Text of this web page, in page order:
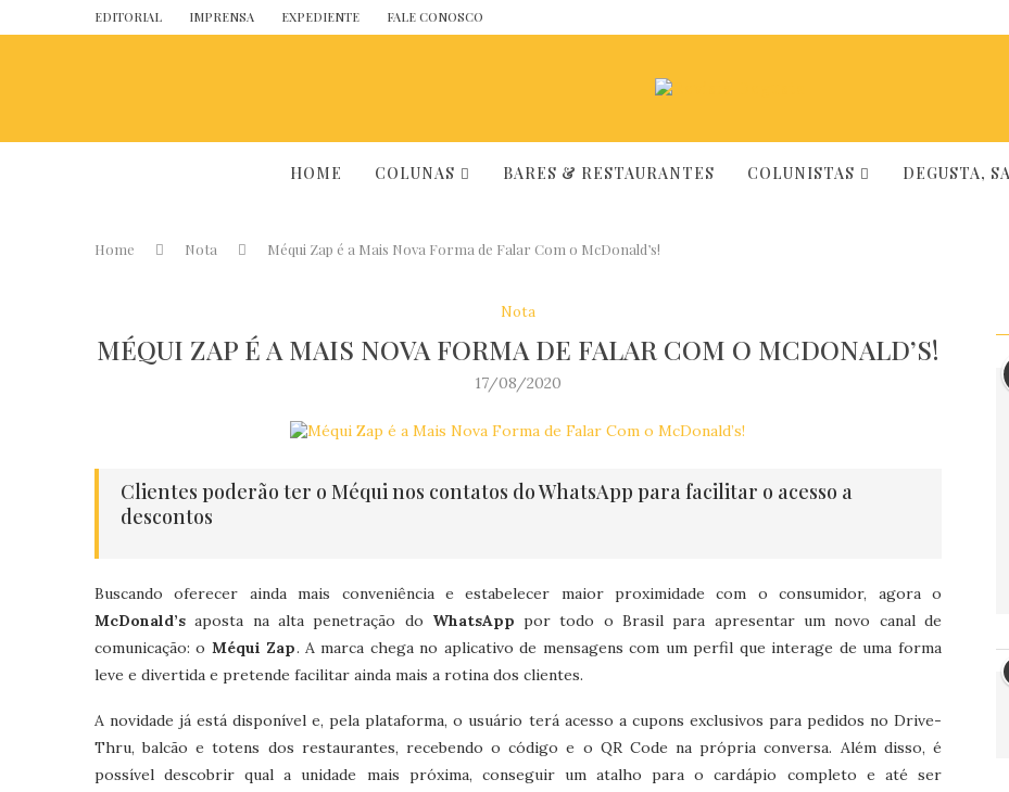
EDITORIAL IMPRENSA EXPEDIENTE FALE CONOSCO
HOME COLUNAS BARES & RESTAURANTES COLUNISTAS DEGUSTA,
Home Nota Méqui Zap é a Mais Nova Forma de Falar Com o McDonald’s!
Nota
MÉQUI ZAP É A MAIS NOVA FORMA DE FALAR COM O MCDONALD’S!
17/08/2020
Clientes poderão ter o Méqui nos contatos do WhatsApp para facilitar o acesso a
descontos
Buscando oferecer ainda mais conveniência e estabelecer maior proximidade com o consumidor, agora o
McDonald’s aposta na alta penetração do WhatsApp por todo o Brasil para apresentar um novo canal de
comunicação: o Méqui Zap. A marca chega no aplicativo de mensagens com um perfil que interage de uma forma
leve e divertida e pretende facilitar ainda mais a rotina dos clientes.
A novidade já está disponível e, pela plataforma, o usuário terá acesso a cupons exclusivos para pedidos no Drive-
Thru, balcão e totens dos restaurantes, recebendo o código e o QR Code na própria conversa. Além disso, é
possível descobrir qual a unidade mais próxima, conseguir um atalho para o cardápio completo e até ser